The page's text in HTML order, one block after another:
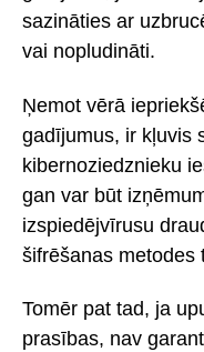
sazināties ar
vai nopludināti.
Ņemot vērā
gadījumus, ir kļuvis
kibernoziedznieku
gan var būt
izspiedējvīrusu
šifrēšanas metodes
Tomēr pat tad, ja
prasības, nav